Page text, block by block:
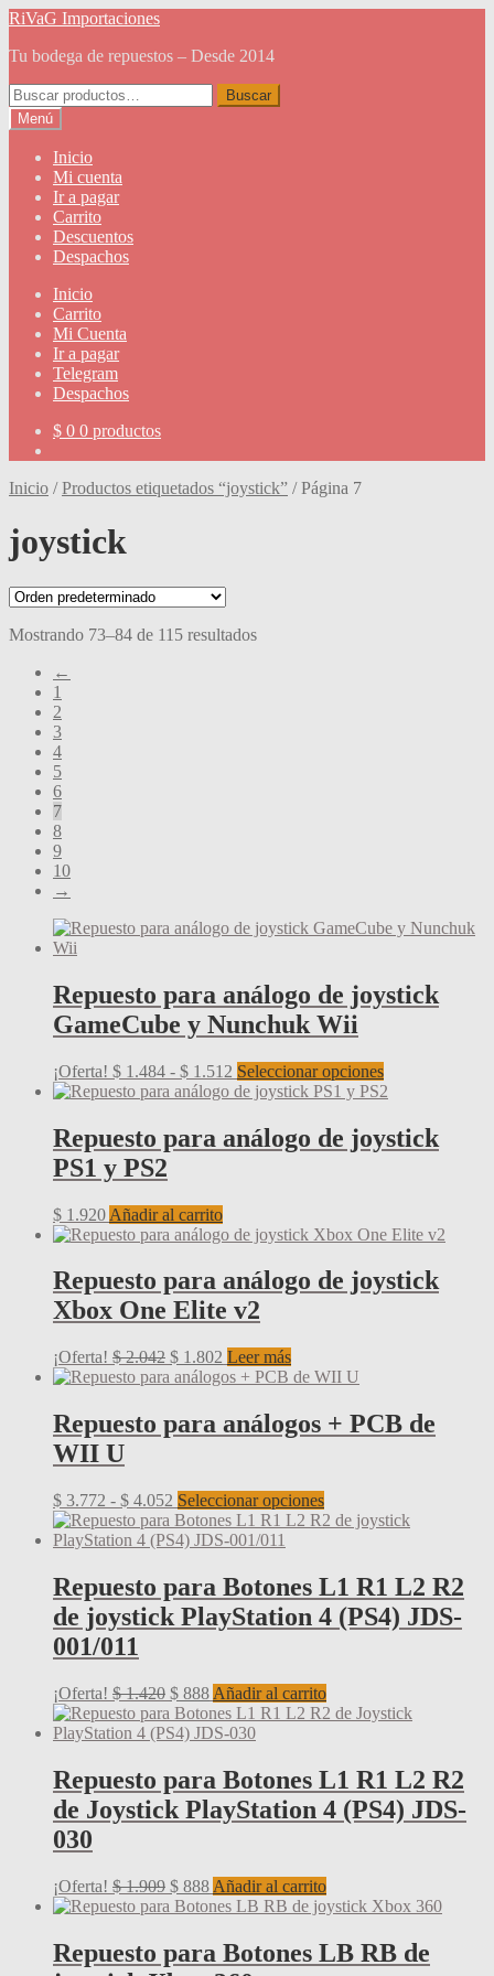
Ir
la
Ir
contenido
RiVaG Importaciones
Tu bodega de repuestos – Desde 2014
Buscar
por:
Buscar
Menú
Inicio
Mi cuenta
Ir a pagar
Carrito
Descuentos
Despachos
Inicio
Carrito
Mi Cuenta
Ir a pagar
Telegram
Despachos
$ 0 0 productos
Inicio /Productos etiquetados “joystick” /Página 7
joystick
Mostrando 73–84 de 115 resultados
←
1
2
3
4
5
6
7
8
9
10
→
Repuesto para análogo de joystick
GameCube y Nunchuk Wii
¡Oferta! $ 1.484 - $ 1.512 Rango
de
desde
$ 1.484
Seleccionar opcionesEste
producto
múltiples
variantes.
pueden
elegir
la
Repuesto para análogo de joystick
PS1 y PS2
$ 1.920 Añadir al carrito
Repuesto para análogo de joystick
Xbox One Elite v2
¡Oferta! $2.042 El
precio
$ 2.042.
$ 1.802 El
precio
$ 1.802.
Leer más
Repuesto para análogos + PCB de
WII U
$ 3.772 - $ 4.052 Rango
de
precios:
$ 3.772
hasta
$ 4.052
Seleccionar opcionesEste
producto
variantes.
Las
opciones
en
la
producto
Repuesto para Botones L1 R1 L2 R2
de joystick PlayStation 4 (PS4) JDS-
001/011
¡Oferta! $1.420 El
precio
original
$ 1.420.
$ 888El
precio
actual
$ 888.
Añadir al carrito
Repuesto para Botones L1 R1 L2 R2
de Joystick PlayStation 4 (PS4) JDS-
030
¡Oferta! $1.909 El
precio
$ 1.909.
$ 888El
precio
es:
$ 888.
Añadir al carrito
Repuesto para Botones LB RB de